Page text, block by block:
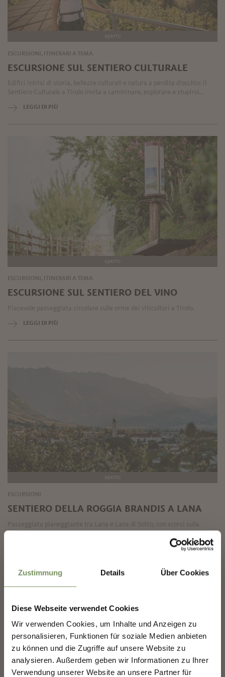
Zustimmung Details Über Cookies
Diese Webseite verwendet Cookies
Wir verwenden Cookies, um Inhalte und Anzeigen zu
personalisieren, Funktionen für soziale Medien anbieten
zu können und die Zugriffe auf unsere Website zu
analysieren. Außerdem geben wir Informationen zu Ihrer
Verwendung unserer Website an unsere Partner für
aperto
ESCURSIONI, ITINERARI A TEMA
ESCURSIONE SUL SENTIERO CULTURALE
Edifici intrisi di storia, bellezze culturali e natura a perdita d’occhio: il
Sentiero Culturale a Tirolo invita a camminare, esplorare e stupirsi…
LEGGI DI PIÙ
aperto
ESCURSIONI, ITINERARI A TEMA
ESCURSIONE SUL SENTIERO DEL VINO
Piacevole passeggiata circolare sulle orme dei viticoltori a Tirolo.
LEGGI DI PIÙ
aperto
ESCURSIONI
SENTIERO DELLA ROGGIA BRANDIS A LANA
Passeggiata pianeggiante tra Lana e Lana di Sotto, con scorci sulla
regione di Lana e la cascata Brandis come meta finale.
✖
COSTRUIAMO INSIEME IL
FUTURO DI MERANO.
COSTRUIAMO INSIEME IL FUTURO DI
MERANO.